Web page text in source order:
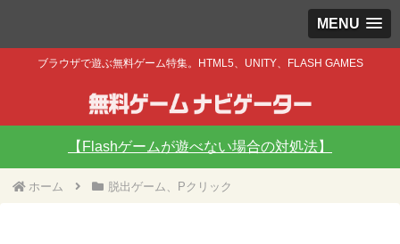
MENU
ブラウザで遊ぶ無料ゲーム特集。HTML5、UNITY、FLASH GAMES
【Flashゲームが遊べない場合の対処法】
ホーム 脱出ゲーム、Pクリック